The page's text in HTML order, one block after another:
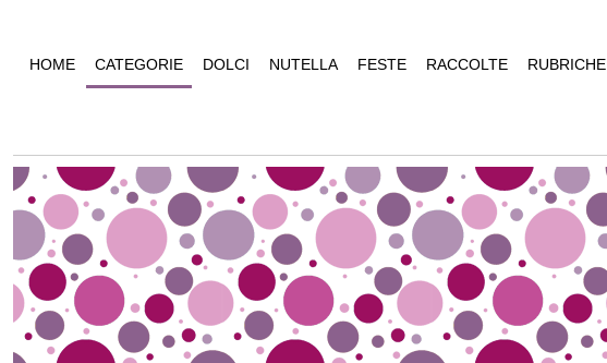
HOME CATEGORIE DOLCI NUTELLA FESTE RACCOLTE RUBRICHE